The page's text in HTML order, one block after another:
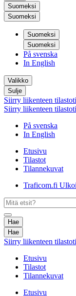
Suomeksi
Suomeksi
Suomeksi
Suomeksi
På svenska
In English
Valikko
Sulje
Siirry liikenteen
Siirry liikenteen
På svenska
In English
Etusivu
Tilastot
Tilannekuvat
Traficom.fi
Hae
Hae
Siirry liikenteen
Etusivu
Tilastot
Tilannekuvat
Etusivu